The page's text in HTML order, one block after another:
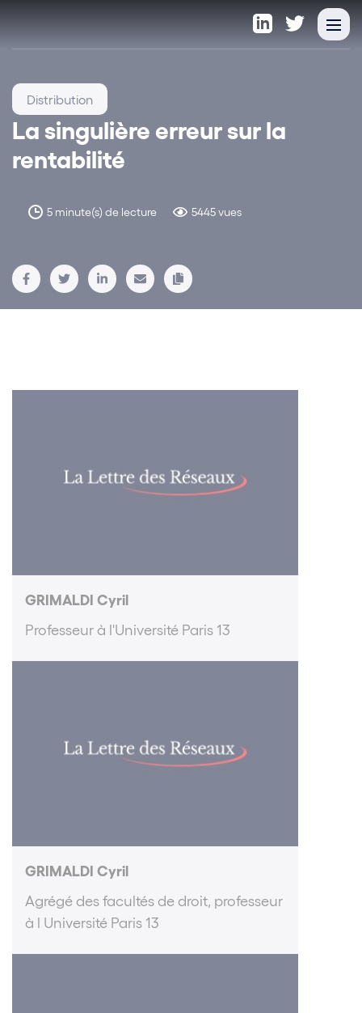
La singulière erreur sur la
rentabilité
5 minute(s) de lecture 5445 vues
Distribution
GRIMALDI Cyril
Professeur à l'Université Paris 13
GRIMALDI Cyril
Agrégé des facultés de droit, professeur
à l Université Paris 13